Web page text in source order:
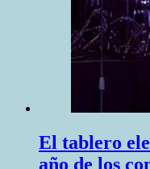
El tablero
año de los